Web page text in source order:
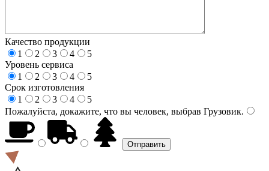
Качество продукции
1
2 3 4
5
Уровень сервиса
1
2 3 4
5
Срок изготовления
1
2 3 4
5
Пожалуйста, докажите, что вы человек, выбрав Грузовик.